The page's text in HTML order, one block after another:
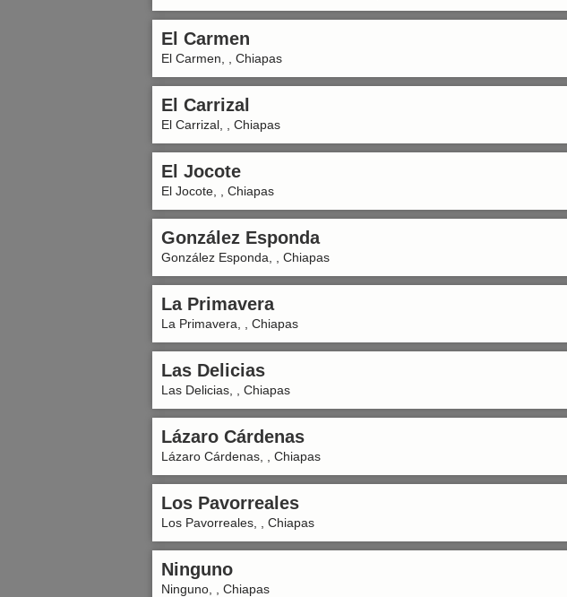
El Carmen
El Carmen, , Chiapas
El Carrizal
El Carrizal, , Chiapas
El Jocote
El Jocote, , Chiapas
González Esponda
González Esponda, , Chiapas
La Primavera
La Primavera, , Chiapas
Las Delicias
Las Delicias, , Chiapas
Lázaro Cárdenas
Lázaro Cárdenas, , Chiapas
Los Pavorreales
Los Pavorreales, , Chiapas
Ninguno
Ninguno, , Chiapas